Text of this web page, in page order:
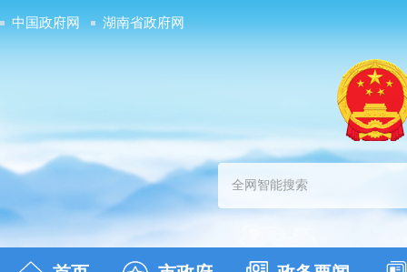
中国政府网 湖南省政府网